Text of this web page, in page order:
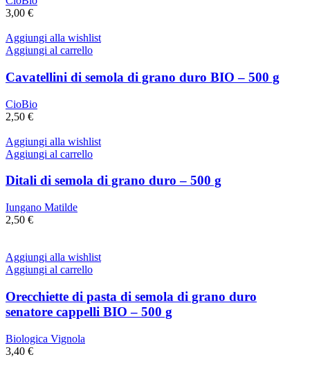
3,00 €
Aggiungi alla wishlist
Aggiungi al carrello
Cavatellini di semola di grano duro BIO – 500 g
CioBio
2,50 €
Aggiungi alla wishlist
Aggiungi al carrello
Ditali di semola di grano duro – 500 g
Iungano Matilde
2,50 €
Aggiungi alla wishlist
Aggiungi al carrello
Orecchiette di pasta di semola di grano duro
senatore cappelli BIO – 500 g
Biologica Vignola
3,40 €